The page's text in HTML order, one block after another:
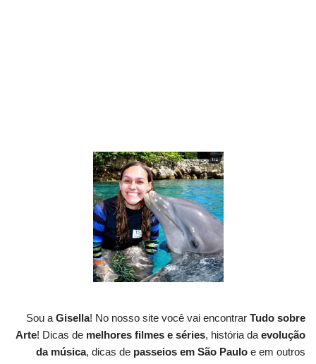
Sou a Gisella! No nosso site você vai encontrar Tudo sobre
Arte! Dicas de melhores filmes e séries, história da evolução
da música, dicas de passeios em São Paulo e em outros